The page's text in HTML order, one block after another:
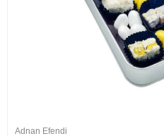
Adnan Efendi